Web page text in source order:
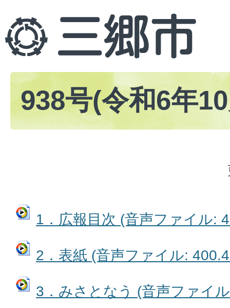
938号(令和6年
1．広報目次 (音声ファイル:
2．表紙 (音声ファイル:
3．みさとなう (音声ファイ